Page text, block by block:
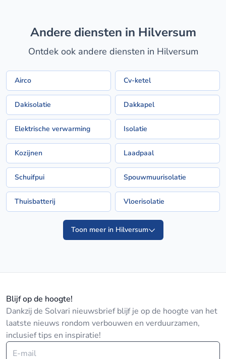
Andere diensten in Hilversum
Ontdek ook andere diensten in Hilversum
Airco Cv-ketel
Dakisolatie Dakkapel
Elektrische verwarming Isolatie
Kozijnen Laadpaal
Schuifpui Spouwmuurisolatie
Thuisbatterij Vloerisolatie
Toon meer in Hilversum
Blijf op de hoogte!
Dankzij de Solvari nieuwsbrief blijf je op de hoogte van het
laatste nieuws rondom verbouwen en verduurzamen,
inclusief tips en inspiratie!